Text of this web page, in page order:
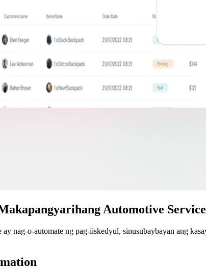
Automotive
nag-o-automate ng pag-iiskedyul, sinusubaybayan ang